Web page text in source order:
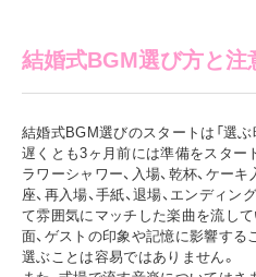
結婚式BGM選び方と注
結婚式BGM選びのスタートは「選ぶ
遅くとも3ヶ月前には準備をスター
ラワーシャワー、入場、乾杯、ケー
座、再入場、手紙、退場、エンディ
て雰囲気にマッチした楽曲を流し
面、ゲストの印象や記憶に影響する
選ぶことは容易ではありません。